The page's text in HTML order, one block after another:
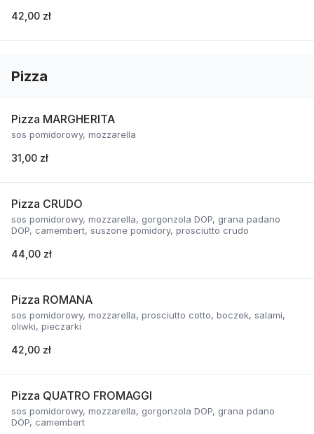
42,00 zł
Pizza
Pizza MARGHERITA
sos pomidorowy, mozzarella
31,00 zł
Pizza CRUDO
sos pomidorowy, mozzarella, gorgonzola DOP, grana padano
DOP, camembert, suszone pomidory, prosciutto crudo
44,00 zł
Pizza ROMANA
sos pomidorowy, mozzarella, prosciutto cotto, boczek, salami,
oliwki, pieczarki
42,00 zł
Pizza QUATRO FROMAGGI
sos pomidorowy, mozzarella, gorgonzola DOP, grana pdano
DOP, camembert